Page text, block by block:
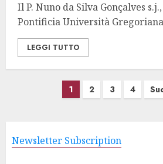
Il P. Nuno da Silva Gonçalves
Pontificia Università
LEGGI TUTTO
Paginazione
1 2 3 4
Newsletter Subscription